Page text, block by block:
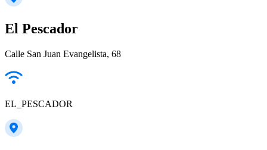
El Pescador
Calle San Juan Evangelista, 68
EL_PESCADOR